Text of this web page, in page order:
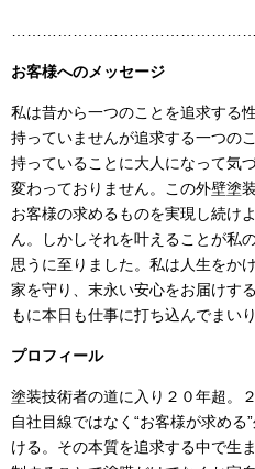
お客様へのメッセージ
私は昔から一つのことを追求する
持っていませんが追求する一つの
持っていることに大人になって気
変わっておりません。この外壁塗
お客様の求めるものを実現し続け
ん。しかしそれを叶えることが私
思うに至りました。私は人生をか
家を守り、末永い安心をお届けす
もに本日も仕事に打ち込んでまいり
プロフィール
塗装技術者の道に入り２０年超。
自社目線ではなく“お客様が求め
ける。その本質を追求する中で生